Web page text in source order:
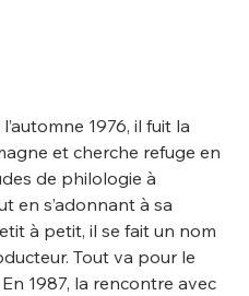
1976, il fuit la
et cherche refuge en
de philologie à
en s’adonnant à sa
à petit, il se fait un nom
Tout va pour le
1987, la rencontre avec